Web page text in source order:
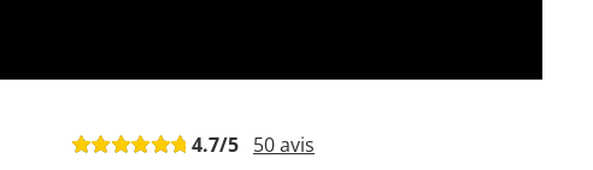
4.7/5 50avis